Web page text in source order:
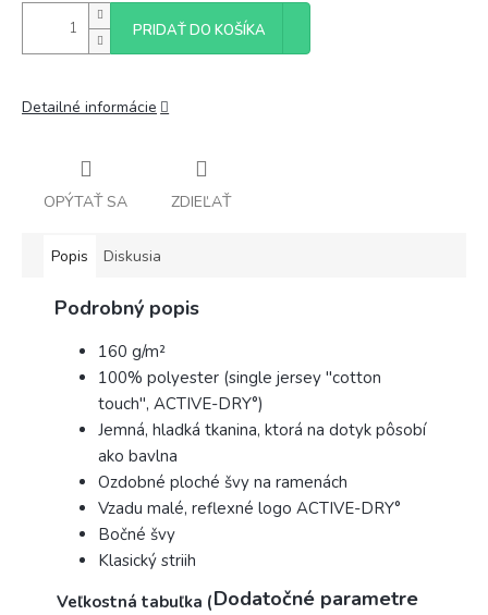
PRIDAŤ DO KOŠÍKA
Detailné informácie
OPÝTAŤ SA ZDIEĽAŤ
Popis Diskusia
Podrobný popis
160 g/m²
100% polyester (single jersey "cotton
touch", ACTIVE-DRY°)
Jemná, hladká tkanina, ktorá na dotyk pôsobí
ako bavlna
Ozdobné ploché švy na ramenách
Vzadu malé, reflexné logo ACTIVE-DRY°
Bočné švy
Klasický striih
Veľkostná tabuľka (Dodatočné parametre